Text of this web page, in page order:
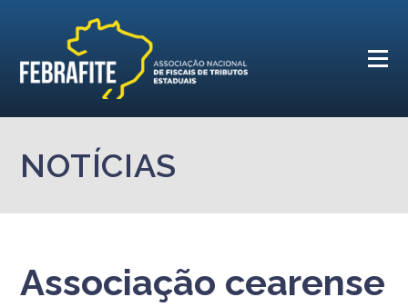
NOTÍCIAS
Associação cearense